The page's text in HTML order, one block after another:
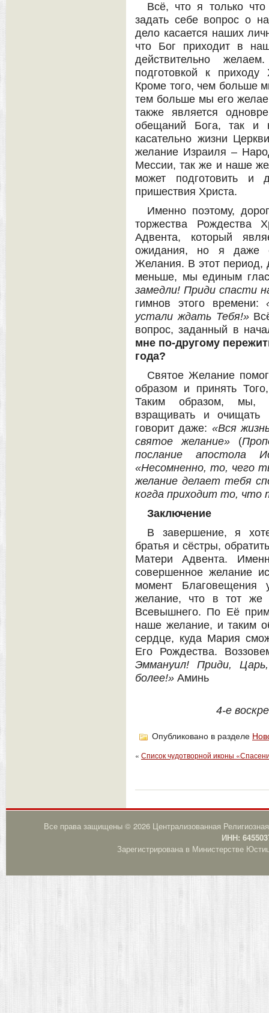
Всё, что я только
задать себе вопрос о
дело касается наших
что Бог приходит в
действительно
подготовкой к
Кроме того, чем больше
тем больше мы его
также является
обещаний Бога, так и
касательно жизни
желание Израиля –
Мессии, так же и наше
может подготовить и
пришествия Христа.
Именно поэтому,
торжества Рождества
Адвента, который
ожидания, но я даже
Желания. В этот период,
меньше, мы единым
замедли! Приди спасти
гимнов этого времени:
устали ждать Тебя!»
вопрос, заданный в
мне по-другому
года?
Святое Желание
образом и принять
Таким образом, мы,
взращивать и очищать
говорит даже: «Вся
святое желание» (
послание апостола
«Несомненно, то, чего
желание делает тебя
когда приходит то, что
Заключение
В завершение, я
братья и сёстры,
Матери Адвента.
совершенное желание
момент Благовещения
желание, что в тот же
Всевышнего. По Её
наше желание, и таким
сердце, куда Мария
Его Рождества.
Эммануил! Приди,
более!» Аминь
4-е
Опубликовано в разделе
« Список чудотворной иконы
Все права защищены © 2026 Централизованная
ИНН:
Зарегистрирована в Министерстве